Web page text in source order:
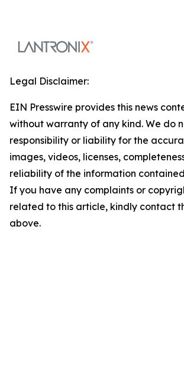
Legal Disclaimer:
EIN Presswire provides this news
without warranty of any kind. We do
responsibility or liability for the
images, videos, licenses,
reliability of the information
If you have any complaints or
related to this article, kindly contact
above.